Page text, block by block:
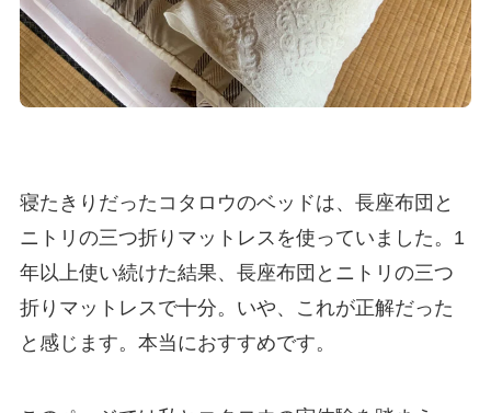
寝たきりだったコタロウのベッドは、長座布団と
ニトリの三つ折りマットレスを使っていました。1
年以上使い続けた結果、長座布団とニトリの三つ
折りマットレスで十分。いや、これが正解だった
と感じます。本当におすすめです。